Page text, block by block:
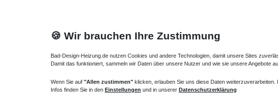
Duschsäule ohne Brausebatterie Duschsystem für vorhandene
🍪 Wir brauchen Ihre Zustimmung
Bad-Design-Heizung.de nutzen Cookies und andere Technologien, damit unsere Sites
Damit das funktioniert, sammeln wir Daten über unsere Nutzer und wie sie unsere Angebote
Wenn Sie auf "Allen zustimmen" klicken, erlauben Sie uns diese Daten weiterzuverarbeiten.
Infos finden Sie in den Einstellungen und in unserer Datenschutzerklärung